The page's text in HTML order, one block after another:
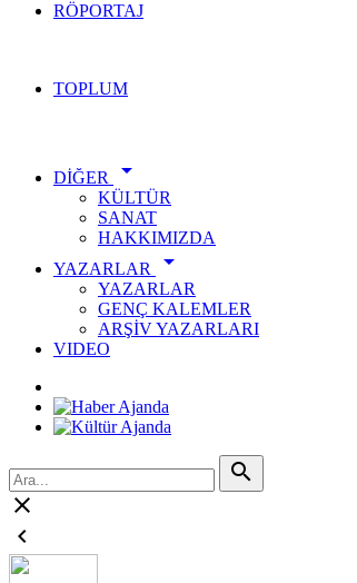
RÖPORTAJ
TOPLUM
DİĞER 
KÜLTÜR
SANAT
HAKKIMIZDA
YAZARLAR

YAZARLAR
GENÇ KALEMLER
ARŞİV YAZARLARI
VIDEO


